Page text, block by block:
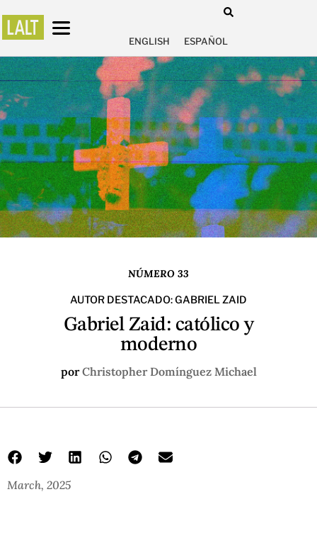
ENGLISH ESPAÑOL
NÚMERO 33
AUTOR DESTACADO: GABRIEL ZAID
Gabriel Zaid: católico y
moderno
porChristopher Domínguez Michael
March, 2025